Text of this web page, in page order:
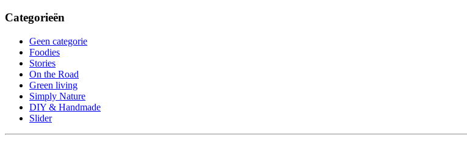
Categorieën
Geen categorie
Foodies
Stories
On the Road
Green living
Simply Nature
DIY & Handmade
Slider